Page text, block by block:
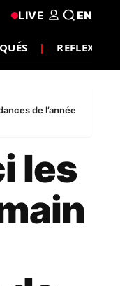
REFLEXION
LIVE EN
de l’année
les